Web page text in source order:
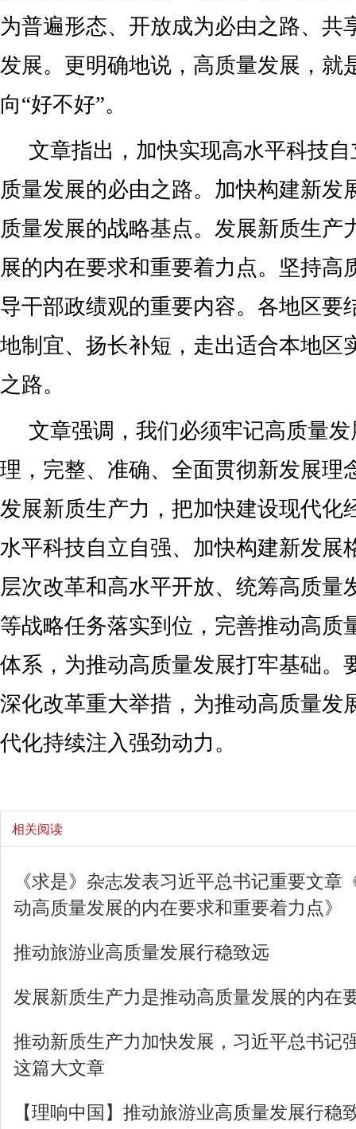
为普遍形态、开放成为必由之路、共
发展。更明确地说，高质量发展，就
向“好不好”。
文章指出，加快实现高水平科技
质量发展的必由之路。加快构建新发
质量发展的战略基点。发展新质生产
展的内在要求和重要着力点。坚持高
导干部政绩观的重要内容。各地区要
地制宜、扬长补短，走出适合本地区
之路。
文章强调，我们必须牢记高质量
理，完整、准确、全面贯彻新发展理
发展新质生产力，把加快建设现代化
水平科技自立自强、加快构建新发展
层次改革和高水平开放、统筹高质量
等战略任务落实到位，完善推动高质
体系，为推动高质量发展打牢基础。
深化改革重大举措，为推动高质量发
代化持续注入强劲动力。
相关阅读
《求是》杂志发表习近平总书记重要文章
动高质量发展的内在要求和重要着力点》
推动旅游业高质量发展行稳致远
发展新质生产力是推动高质量发展的内在
推动新质生产力加快发展，习近平总书记
这篇大文章
【理响中国】推动旅游业高质量发展行稳